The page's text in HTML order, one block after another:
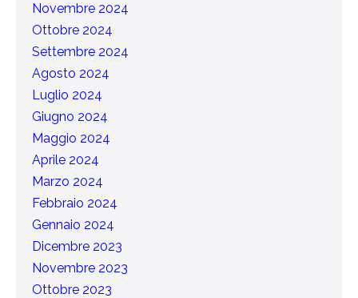
Novembre 2024
Ottobre 2024
Settembre 2024
Agosto 2024
Luglio 2024
Giugno 2024
Maggio 2024
Aprile 2024
Marzo 2024
Febbraio 2024
Gennaio 2024
Dicembre 2023
Novembre 2023
Ottobre 2023